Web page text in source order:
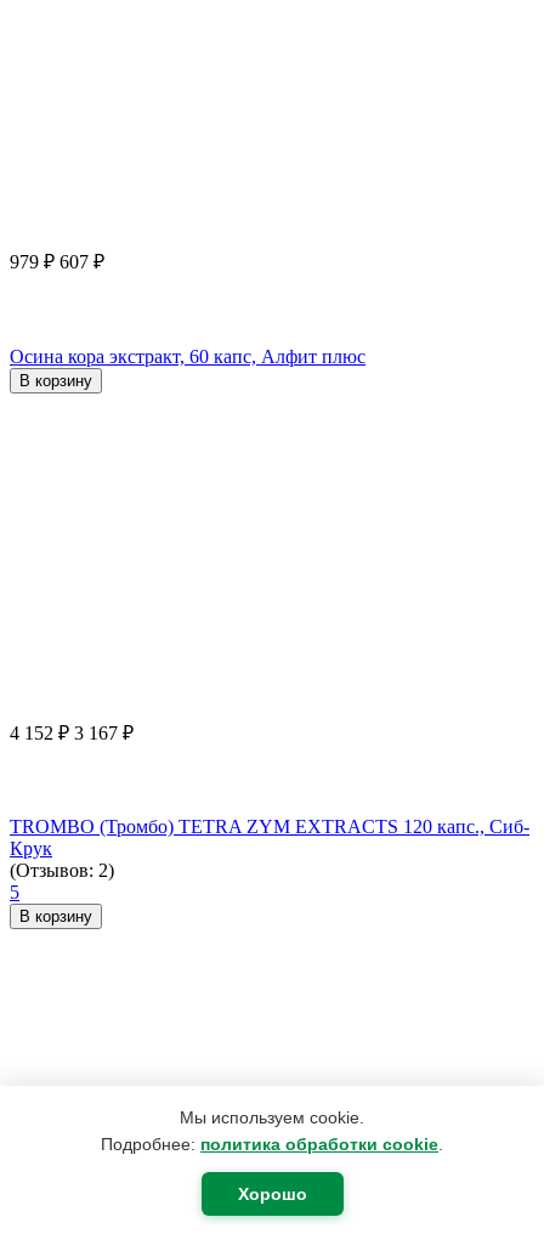
Мы используем cookie.
Подробнее: политика обработки cookie
Хорошо
979 ₽ 607 ₽
Осина кора экстракт, 60 капс, Алфит плюс
В корзину
4 152 ₽ 3 167 ₽
TROMBO (Тромбо) TETRA ZYM EXTRACTS 120 капс., Сиб-
Крук
(Отзывов: 2)
5
В корзину